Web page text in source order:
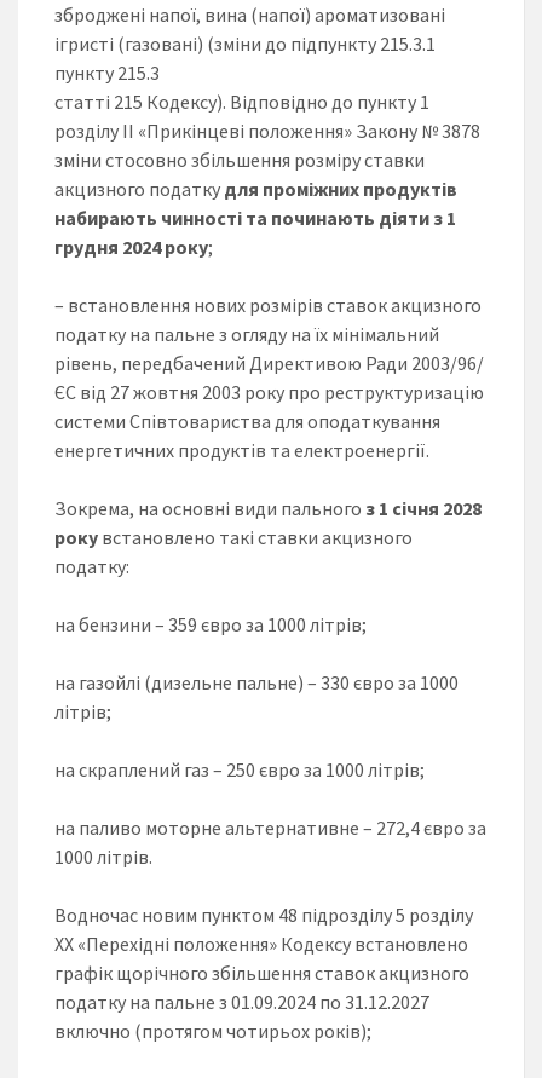
зброджені напої, вина (напої) ароматизовані
ігристі (газовані) (зміни до підпункту 215.3.1
пункту 215.3
статті 215 Кодексу). Відповідно до пункту 1
розділу ІІ «Прикінцеві положення» Закону № 3878
зміни стосовно збільшення розміру ставки
акцизного податку для проміжних продуктів
набирають чинності та починають діяти з 1
грудня 2024 року;
– встановлення нових розмірів ставок акцизного
податку на пальне з огляду на їх мінімальний
рівень, передбачений Директивою Ради 2003/96/
ЄС від 27 жовтня 2003 року про реструктуризацію
системи Співтовариства для оподаткування
енергетичних продуктів та електроенергії.
Зокрема, на основні види пального з 1 січня 2028
року встановлено такі ставки акцизного
податку:
на бензини – 359 євро за 1000 літрів;
на газойлі (дизельне пальне) – 330 євро за 1000
літрів;
на скраплений газ – 250 євро за 1000 літрів;
на паливо моторне альтернативне – 272,4 євро за
1000 літрів.
Водночас новим пунктом 48 підрозділу 5 розділу
XX «Перехідні положення» Кодексу встановлено
графік щорічного збільшення ставок акцизного
податку на пальне з 01.09.2024 по 31.12.2027
включно (протягом чотирьох років);